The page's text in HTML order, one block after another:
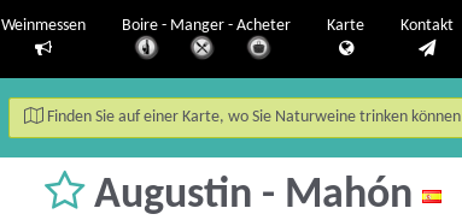
Weinmessen Boire - Manger - Acheter Karte Kontakt
Finden Sie auf einer Karte, wo Sie Naturweine trinken können
Augustin - Mahón